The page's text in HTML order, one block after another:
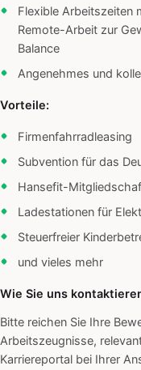
Flexible Arbeitszeiten
Remote-Arbeit zur
Balance
Angenehmes und
Vorteile:
Firmenfahrradleasing
Subvention für das
Hansefit-
Ladestationen für
Steuerfreier
und vieles mehr
Wie Sie uns
Bitte reichen Sie Ihre
Arbeitszeugnisse,
Karriereportal bei Ihrer